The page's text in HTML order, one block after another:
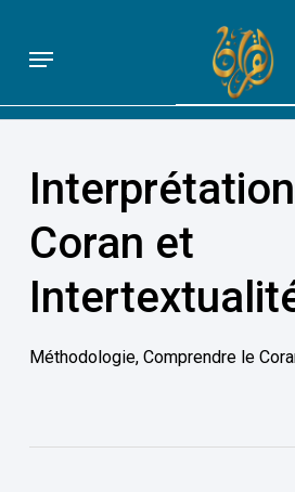
main
content
QUE DIT VRAIMENT LE
Menu
Coran et
Méthodologie, Comprendre le